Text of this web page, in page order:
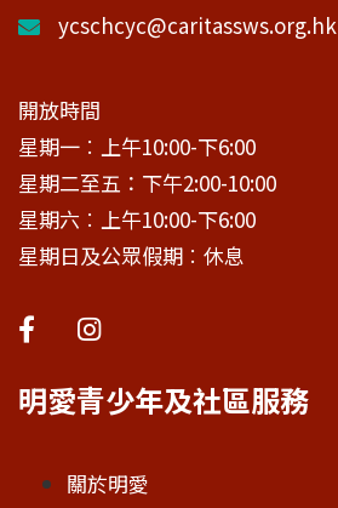
ycschcyc@caritassws.org.hk
開放時間
星期一︰上午10:00-下6:00
星期二至五：下午2:00-10:00
星期六︰上午10:00-下6:00
星期日及公眾假期︰休息
明愛青少年及社區服務
關於明愛